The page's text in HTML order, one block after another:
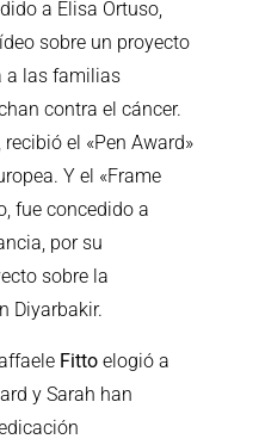
a Elisa Ortuso,
sobre un proyecto
a las familias
contra el cáncer.
el «Pen Award»
Y el «Frame
fue concedido a
por su
sobre la
Diyarbakir.
Fitto elogió a
y Sarah han